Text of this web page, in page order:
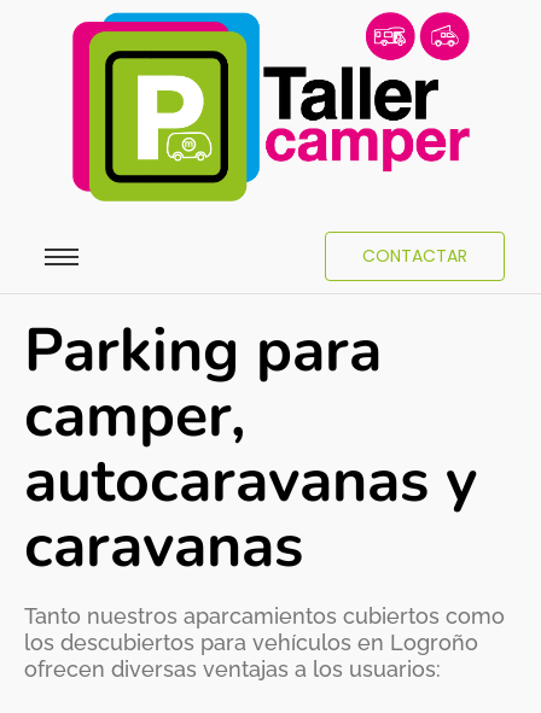
CONTACTAR
Parking para
camper,
autocaravanas y
caravanas
Tanto nuestros aparcamientos cubiertos como
los descubiertos para vehículos en Logroño
ofrecen diversas ventajas a los usuarios: